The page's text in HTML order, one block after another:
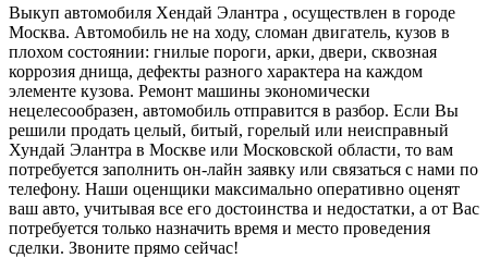
Выкуп автомобиля Хендай Элантра , осуществлен в городе
Москва. Автомобиль не на ходу, сломан двигатель, кузов в
плохом состоянии: гнилые пороги, арки, двери, сквозная
коррозия днища, дефекты разного характера на каждом
элементе кузова. Ремонт машины экономически
нецелесообразен, автомобиль отправится в разбор. Если Вы
решили продать целый, битый, горелый или неисправный
Хундай Элантра в Москве или Московской области, то вам
потребуется заполнить он-лайн заявку или связаться с нами по
телефону. Наши оценщики максимально оперативно оценят
ваш авто, учитывая все его достоинства и недостатки, а от Вас
потребуется только назначить время и место проведения
сделки. Звоните прямо сейчас!